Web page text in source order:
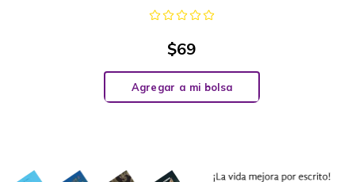
$69
Agregar a mi bolsa